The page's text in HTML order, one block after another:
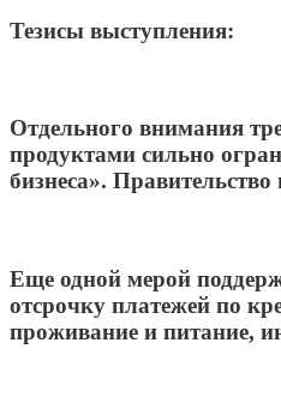
Тезисы выступления:
Отдельного внимания
продуктами сильно
бизнеса».
Еще одной мерой
отсрочку платежей по
проживание и питание,